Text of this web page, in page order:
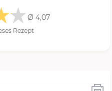
Ø 4,07
Rezept